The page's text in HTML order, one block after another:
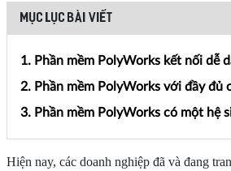
MỤC LỤC BÀI VIẾT
1. Phần mềm PolyWorks kết nối dễ
2. Phần mềm PolyWorks với đầy đủ
3. Phần mềm PolyWorks có một hệ
Hiện nay, các doanh nghiệp đã và đang